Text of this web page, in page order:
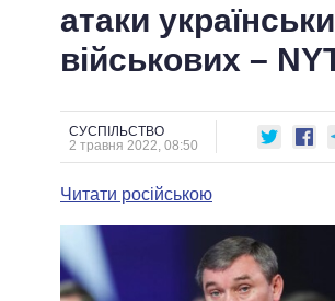
ОГЛЯДИ
ДАЙДЖЕСТИ
ПРЕЗИДЕНТ І ОФІС
ВЕРХОВНА РАДА
ГОЛОВИ ОБЛАДМІНІСТРАЦІЙ
МЕРИ МІСТ
ВСІ ПЕРСОНИ
ВІДЕО
ПОРІВНЯННЯ
атаки
військових –
СУСПІЛЬСТВО
2 травня 2022, 08:50
Читати російською